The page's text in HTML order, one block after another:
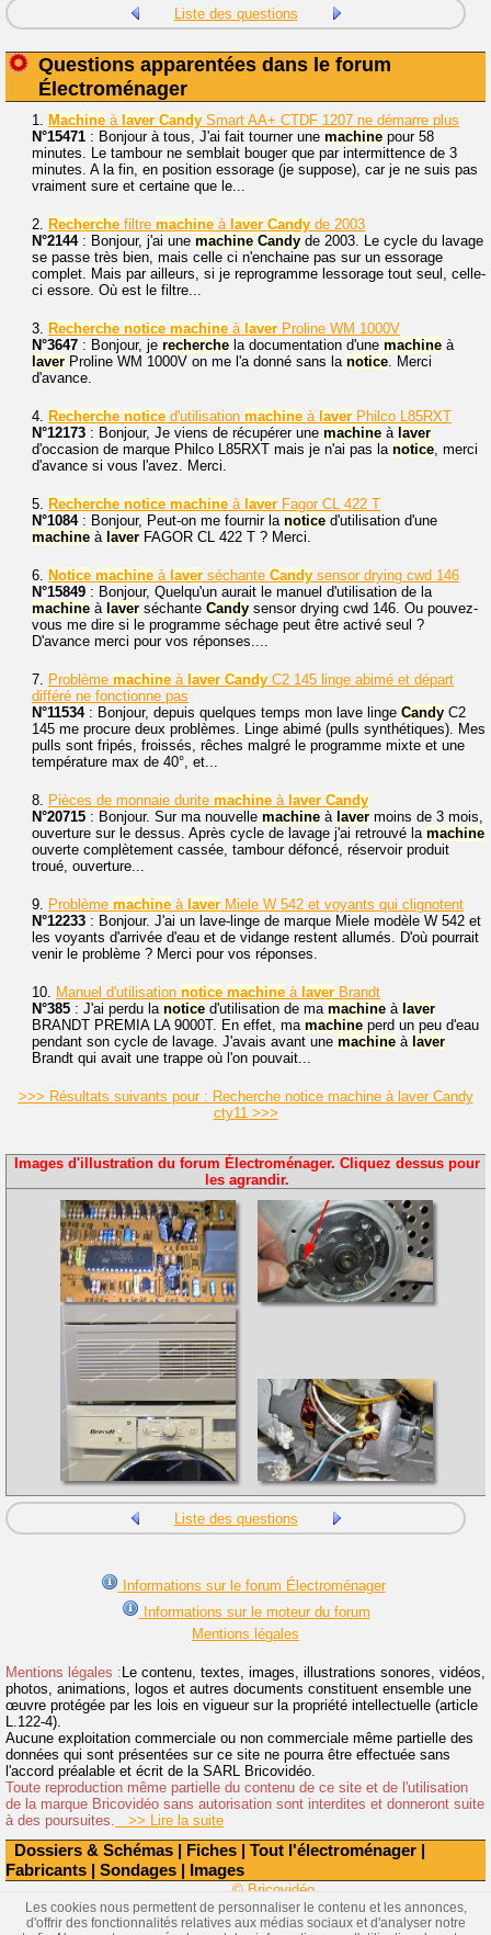
Dossiers & Schémas | Fiches | Tout l'électroménager |
Fabricants | Sondages | Images
Liste des questions
Questions apparentées dans le forum
Électroménager
1. Machine à laver Candy Smart AA+ CTDF 1207 ne démarre plus
N°15471 : Bonjour à tous, J'ai fait tourner une machine pour 58
minutes. Le tambour ne semblait bouger que par intermittence de 3
minutes. A la fin, en position essorage (je suppose), car je ne suis pas
vraiment sure et certaine que le...
2. Recherche filtre machine à laver Candy de 2003
N°2144: Bonjour, j'ai une machine Candy de 2003. Le cycle du lavage
se passe très bien, mais celle ci n'enchaine pas sur un essorage
complet. Mais par ailleurs, si je reprogramme lessorage tout seul, celle-
ci essore. Où est le filtre...
3. Recherche notice machine à laver Proline WM 1000V
N°3647 : Bonjour, je recherche la documentation d'une machine à
laver Proline WM 1000V on me l'a donné sans la notice. Merci
d'avance.
4. Recherche notice d'utilisation machine à laver Philco L85RXT
N°12173 : Bonjour, Je viens de récupérer une machine à laver
d'occasion de marque Philco L85RXT mais je n'ai pas la notice, merci
d'avance si vous l'avez. Merci.
5. Recherche notice machine à laver Fagor CL 422 T
N°1084: Bonjour, Peut-on me fournir la notice d'utilisation d'une
machine à laver FAGOR CL 422 T ? Merci.
6. Notice machine à laver séchante Candy sensor drying cwd 146
N°15849 : Bonjour, Quelqu'un aurait le manuel d'utilisation de la
machine à laver séchante Candy sensor drying cwd 146. Ou pouvez-
vous me dire si le programme séchage peut être activé seul ?
D'avance merci pour vos réponses....
7. Problème machine à laver Candy C2 145 linge abimé et départ
différé ne fonctionne pas
N°11534: Bonjour, depuis quelques temps mon lave linge Candy C2
145 me procure deux problèmes. Linge abimé (pulls synthétiques). Mes
pulls sont fripés, froissés, rêches malgré le programme mixte et une
température max de 40°, et...
8. Pièces de monnaie durite machine à laver Candy
N°20715 : Bonjour. Sur ma nouvelle machine à laver moins de 3 mois,
ouverture sur le dessus. Après cycle de lavage j'ai retrouvé la machine
ouverte complètement cassée, tambour défoncé, réservoir produit
troué, ouverture...
9. Problème machine à laver Miele W 542 et voyants qui clignotent
N°12233 : Bonjour. J'ai un lave-linge de marque Miele modèle W 542 et
les voyants d'arrivée d'eau et de vidange restent allumés. D'où pourrait
venir le problème ? Merci pour vos réponses.
10. Manuel d'utilisation notice machine à laver Brandt
N°385 : J'ai perdu la notice d'utilisation de ma machine à laver
BRANDT PREMIA LA 9000T. En effet, ma machine perd un peu d'eau
pendant son cycle de lavage. J'avais avant une machine à laver
Brandt qui avait une trappe où l'on pouvait...
>>> Résultats suivants pour : Recherche notice machine à laver Candy
cty11 >>>
Images d'illustration du forum Électroménager. Cliquez dessus pour
les agrandir.
Liste des questions
Informations sur le forum Électroménager
Informations sur le moteur du forum
Mentions légales
Mentions légales : Le contenu, textes, images, illustrations sonores, vidéos,
photos, animations, logos et autres documents constituent ensemble une
œuvre protégée par les lois en vigueur sur la propriété intellectuelle (article
L.122-4).
Aucune exploitation commerciale ou non commerciale même partielle des
données qui sont présentées sur ce site ne pourra être effectuée sans
l'accord préalable et écrit de la SARL Bricovidéo.
Toute reproduction même partielle du contenu de ce site et de l'utilisation
de la marque Bricovidéo sans autorisation sont interdites et donneront suite
à des poursuites.
>> Lire la suite
© Bricovidéo
Les cookies nous permettent de personnaliser le contenu et les annonces,
d'offrir des fonctionnalités relatives aux médias sociaux et d'analyser notre